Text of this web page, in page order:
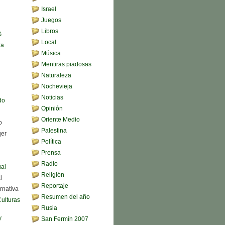
Israel
Juegos
Libros
Local
Música
Mentiras piadosas
Naturaleza
Nochevieja
Noticias
Opinión
Oriente Medio
Palestina
Política
Prensa
Radio
Religión
Reportaje
Resumen del año
Rusia
San Fermín 2007